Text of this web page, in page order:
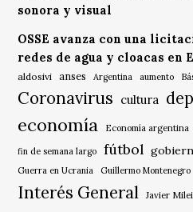
sonora y visual
OSSE avanza con una
redes de agua y cloacas en
aldosivi anses Argentina aumento
Coronavirus cultura
economía Economía argentina
fin de semana largo fútbol
Guerra en Ucrania Guillermo Montenegro
Interés General Javier Milei